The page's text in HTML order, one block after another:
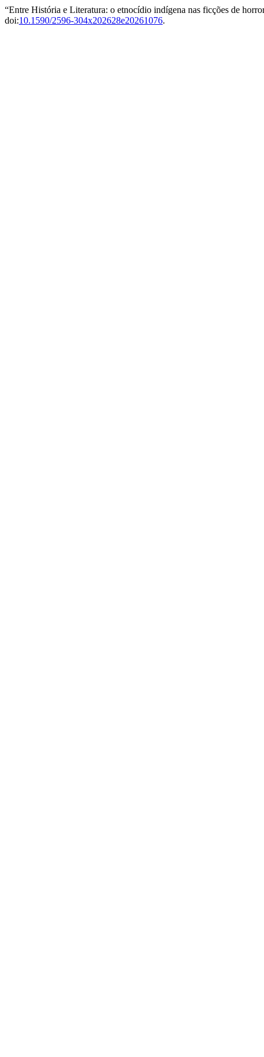
“Entre História e Literatura: o etnocídio indígena nas ficções de
doi:10.1590/2596-304x202628e20261076.